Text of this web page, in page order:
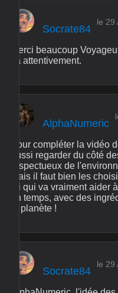
Socrate84
le 29
Merci beaucoup
ça attentivement.
AlphaNumeric
Pour compléter la vidéo
aussi regarder du côté
respectueux de
Mais il faut bien les
lui qui va vraiment aider
en temps, avec des
la planète !
Socrate84
le 29